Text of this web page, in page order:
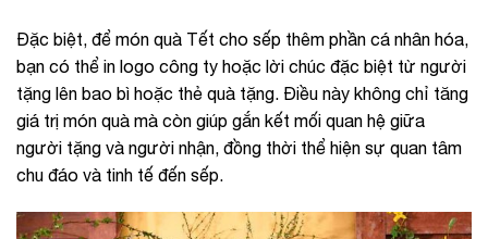
Đặc biệt, để món quà Tết cho sếp thêm phần cá nhân hóa,
bạn có thể in logo công ty hoặc lời chúc đặc biệt từ người
tặng lên bao bì hoặc thẻ quà tặng. Điều này không chỉ tăng
giá trị món quà mà còn giúp gắn kết mối quan hệ giữa
người tặng và người nhận, đồng thời thể hiện sự quan tâm
chu đáo và tinh tế đến sếp.